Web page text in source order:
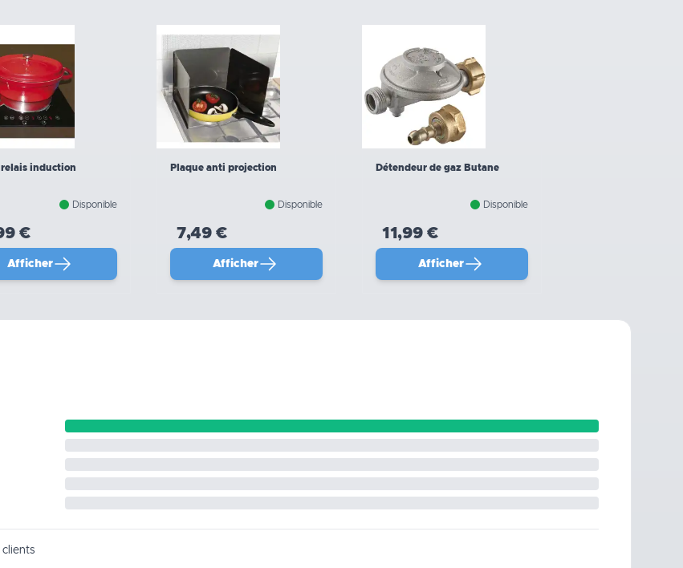
relais induction
Disponible
€
Afficher
Plaque anti projection
Disponible
7,49 €
Afficher
Détendeur de gaz Butane
Disponible
11,99 €
Afficher
clients